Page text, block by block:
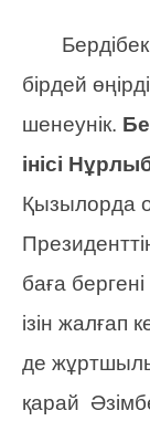
бірдей
шенеунік.
інісі
Қызылорда
баға бергені
ізін жалғап
де
қарай